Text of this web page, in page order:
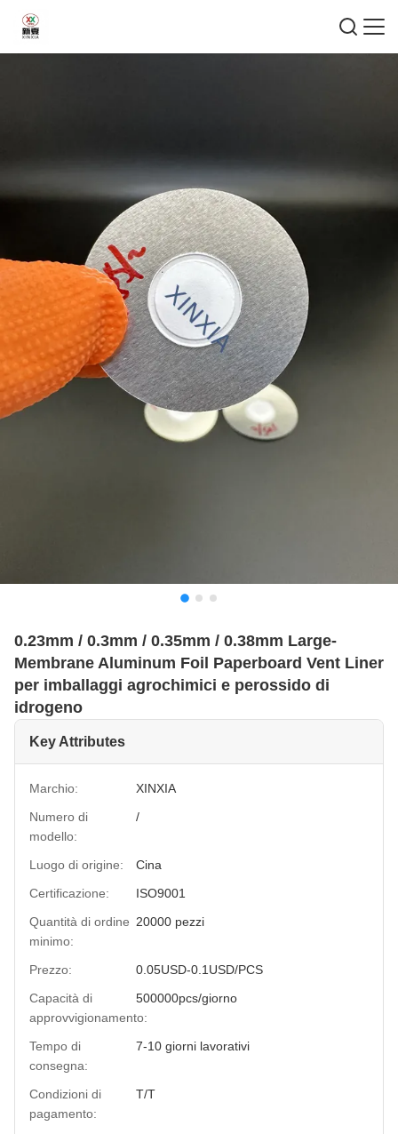
0.23mm / 0.3mm / 0.35mm / 0.38mm Large-
Membrane Aluminum Foil Paperboard Vent Liner
per imballaggi agrochimici e perossido di
idrogeno
Key Attributes
Marchio:
XINXIA
Numero di
modello:
/
Luogo di origine:
Cina
Certificazione:
ISO9001
Quantità di ordine
minimo:
20000 pezzi
Prezzo:
0.05USD-0.1USD/PCS
Capacità di
approvvigionamento:
500000pcs/giorno
Tempo di
consegna:
7-10 giorni lavorativi
Condizioni di
pagamento:
T/T